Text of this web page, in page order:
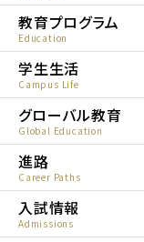
Education
教育プログラム
Campus Life
学生生活
Global Education
グローバル教育
Career Paths
進路
Admissions
入試情報